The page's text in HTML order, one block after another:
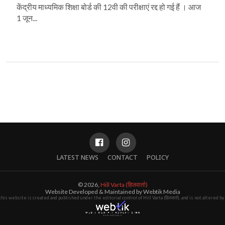
केंद्रीय माध्यमिक शिक्षा बोर्ड की 12वी की परीक्षाएं रद्द हो गई हैं । आज
1 जून...
LATEST NEWS CONTACT POLICY
© 2026, Hill Varta (हिलवार्ता)
Website Developed & Maintained by Webtik Media
website is created and published under the editorial control of Hill Varta (हिलवार्ता), and is not altered